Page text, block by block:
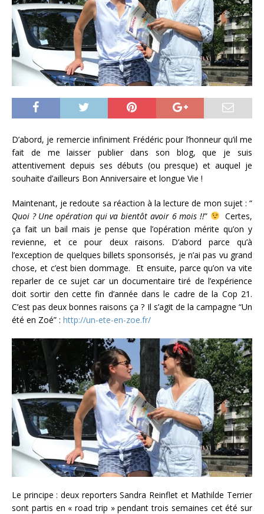
D’abord, je remercie infiniment Frédéric pour l’honneur qu’il me
fait de me laisser publier dans son blog, que je suis
attentivement depuis ses débuts (ou presque) et auquel je
souhaite d’ailleurs Bon Anniversaire et longue Vie !
Maintenant, je redoute sa réaction à la lecture de mon sujet : “
Quoi ? Une opération qui va bientôt avoir 6 mois !!”
Certes,
ça fait un bail mais je pense que l’opération mérite qu’on y
revienne, et ce pour deux raisons. D’abord parce qu’à
l’exception de quelques billets sponsorisés, je n’ai pas vu grand
chose, et c’est bien dommage. Et ensuite, parce qu’on va vite
reparler de ce sujet car un documentaire tiré de l’expérience
doit sortir den cette fin d’année dans le cadre de la Cop 21.
C’est pas deux bonnes raisons ça ? Il s’agit de la campagne “Un
été en Zoé” : http://un-ete-en-zoe.fr/
Le principe : deux reportersSandra Reinflet et Mathilde Terrier
sont partis en « road trip » pendant trois semaines cet été sur